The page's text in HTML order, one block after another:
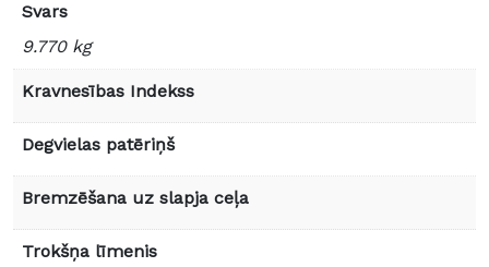
Svars
9.770 kg
Kravnesības Indekss
Degvielas patēriņš
Bremzēšana uz slapja ceļa
Trokšņa līmenis